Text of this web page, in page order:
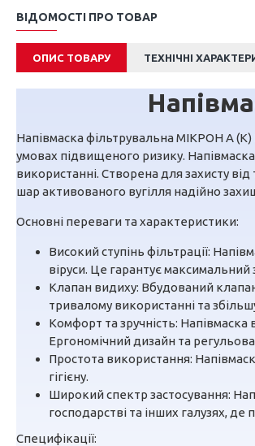
ВІДОМОСТІ ПРО ТОВАР
ОПИС ТОВАРУ ТЕХНІЧНІ
Напівмаска фільтрувальна МІКРОН A
умовах підвищеного ризику. Напівмаска
використанні. Створена для захисту
шар активованого вугілля надійно
Основні переваги та характеристики:
Високий ступінь фільтрації:
віруси. Це гарантує
Клапан видиху: Вбудований
тривалому використанні та
Комфорт та зручність:
Ергономічний дизайн та
Простота використання:
гігієну.
Широкий спектр застосування:
господарстві та інших галузях, де
Специфікації: